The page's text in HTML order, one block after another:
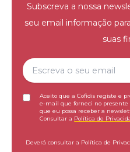
Subscreva a nossa
seu email informação
suas
Aceito que a Cofidis registe e
e-mail que forneci no
que eu possa receber a
Consultar a Política de
Deverá consultar a Política de